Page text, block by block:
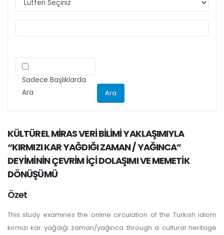
ilgili kriteri göz önünde bulundurarak
Sadece Başlıklarda
Ara
KÜLTÜREL MİRAS VERİ BİLİMİ YAKLAŞIMIYLA
“KIRMIZI KAR YAĞDIĞI ZAMAN / YAĞINCA”
DEYİMİNİN ÇEVRİM İÇİ DOLAŞIMI VE MEMETİK
DÖNÜŞÜMÜ
Özet
This study examines the online circulation of the Turkish idiom
kırmızı kar yağdığı zaman/yağınca through a cultural heritage